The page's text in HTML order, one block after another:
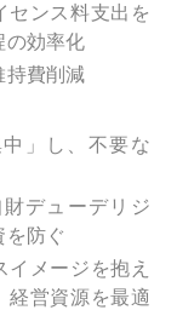
センス料支出を
の効率化
持費削減
」し、不要な
デューデリジ
を防ぐ
メージを抱え
経営資源を最適